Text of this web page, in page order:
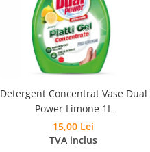
Detergent Concentrat Vase Dual
Power Limone 1L
15,00 Lei
TVA inclus